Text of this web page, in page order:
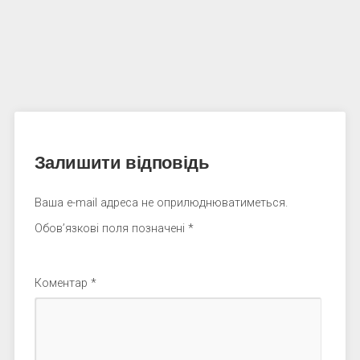
Залишити відповідь
Ваша e-mail адреса не оприлюднюватиметься.
Обов’язкові поля позначені *
Коментар *